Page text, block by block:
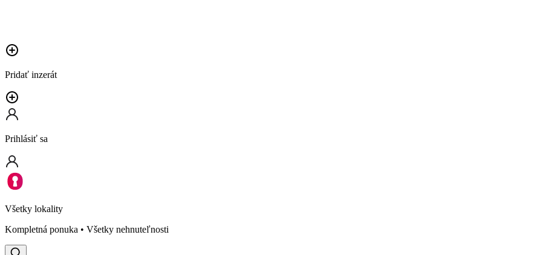
Pridať inzerát
Prihlásiť sa
Všetky lokality
Kompletná ponuka • Všetky nehnuteľnosti